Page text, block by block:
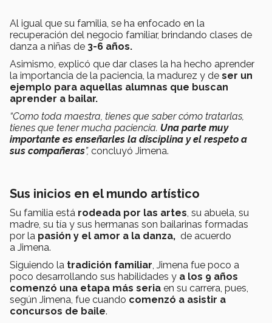
Al igual que su familia, se ha enfocado en la
recuperación del negocio familiar, brindando clases de
danza a niñas de 3-6 años.
Asimismo, explicó que dar clases la ha hecho aprender
la importancia de la paciencia, la madurez y de ser un
ejemplo para aquellas alumnas que buscan
aprender a bailar.
“Como toda maestra, tienes que saber cómo tratarlas,
tienes que tener mucha paciencia. Una parte muy
importante es enseñarles la disciplina y el respeto a
sus compañeras”, concluyó Jimena.
Sus inicios en el mundo artístico
Su familia está rodeada por las artes , su abuela, su
madre, su tía y sus hermanas son bailarinas formadas
por la pasión y el amor a la danza, de acuerdo
a Jimena.
Siguiendo la tradición familiar , Jimena fue poco a
poco desarrollando sus habilidades y a los 9 años
comenzó una etapa más seria en su carrera, pues,
según Jimena, fue cuando comenzó a asistir a
concursos de baile.